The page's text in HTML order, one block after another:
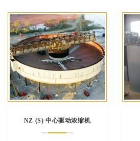
NZ (S) 中心驱动浓缩机